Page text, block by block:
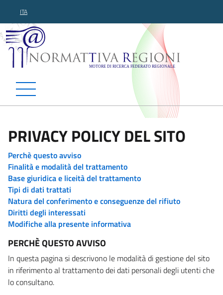
ITA
Normattiva Regioni -
PRIVACY POLICY DEL SITO
Perchè questo avviso
Finalità e modalità del trattamento
Base giuridica e liceità del trattamento
Tipi di dati trattati
Natura del conferimento e conseguenze del rifiuto
Diritti degli interessati
Modifiche alla presente informativa
PERCHÈ QUESTO AVVISO
In questa pagina si descrivono le modalità di gestione del sito
in riferimento al trattamento dei dati personali degli utenti che
lo consultano.